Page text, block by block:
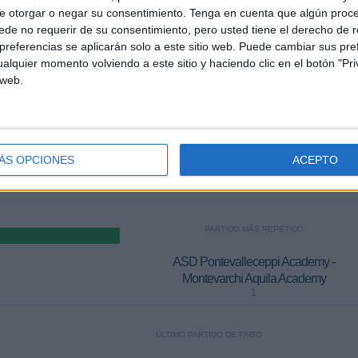
otorgar o negar su consentimiento. Tenga en cuenta que algún
no requerir de su consentimiento, pero usted tiene el derecho de
se aplicarán solo a este sitio web. Puede cambiar sus
momento volviendo a este sitio y haciendo clic en el botón
OPCIONES ACEPTO
Juventus Academy
FIFA+
Fiorentina Academy Civitanovese Academy
FIFA+
ROSSI EN TELEVISIÓN EN REPÚBLICA DOMINICANA
datos estadísticos de cuándo y dónde se televisan los partidos deFútbol de la
PARTIDO MÁS REPETIDO
ASD Pontevalleceppi Academy -
Montevarchi Aquila Academy
1
ÚLTIMO PARTIDO DE PAGO